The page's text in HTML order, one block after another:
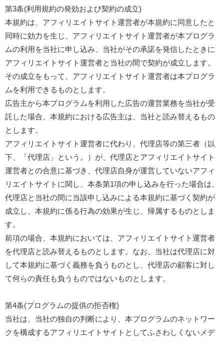
第3条(利用規約の発効および契約の成立)
本規約は、アフィリエイトサイト運営者が本規約に同意したと
同時に効力を生じ、アフィリエイトサイト運営者が本プログラ
ムの利用を当社に申し込み、当社がその承諾を発信したときに
アフィリエイトサイト運営者と当社の間で契約が成立します。
その成立をもって、アフィリエイトサイト運営者は本プログラ
ムを利用できるものとします。
広告主から本プログラムを利用した広告の運営業務を当社が受
託した場合、本規約における広告主は、当社と読み替えるもの
とします。
アフィリエイトサイト運営者に代わり、代理店等の第三者（以
下、「代理店」という。）が、代理店とアフィリエイトサイト
運営者との合意に基づき、代理店自身が運営していないアフィ
リエイトサイトに関し、本条第1項の申し込みを行った場合は、
代理店と当社の間に当該申し込みによる本規約に基づく契約が
成立し、本規約に係る行為の効果が生じ、帰属するものとしま
す。
前項の場合、本規約においては、アフィリエイトサイト運営者
を代理店と読み替えるものとします。なお、当社は代理店に対
して本規約に基づく義務を負うものとし、代理店の顧客に対し
て何らの責任も負うものではないものとします。
第4条(プログラムの提供の拒否権)
当社は、当社の独自の判断により、本プログラムのネットワー
クを構成するアフィリエイトサイトとしてふさわしくないメデ